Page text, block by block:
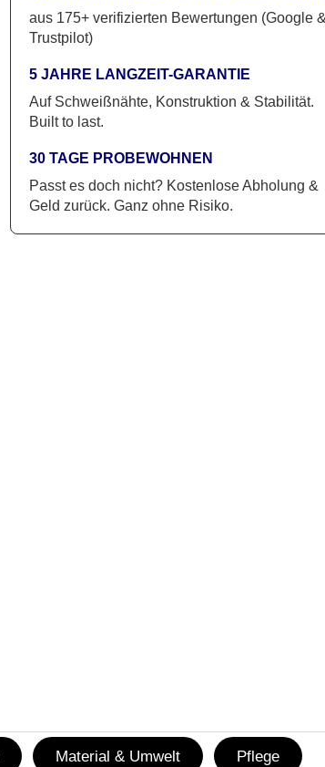
aus 175+ verifizierten Bewertungen (Google &
Trustpilot)
5 JAHRE LANGZEIT-GARANTIE
Auf Schweißnähte, Konstruktion & Stabilität.
Built to last.
30 TAGE PROBEWOHNEN
Passt es doch nicht? Kostenlose Abholung &
Geld zurück. Ganz ohne Risiko.
Material & Umwelt Pflege